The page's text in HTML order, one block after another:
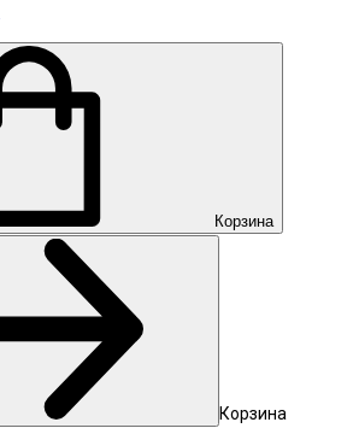
Корзина
Корзина